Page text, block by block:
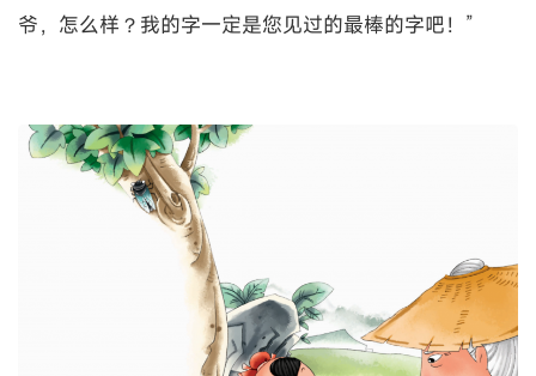
爷，怎么样？我的字一定是您见过的最棒的字吧！”